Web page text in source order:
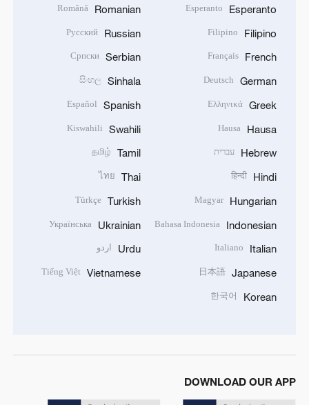
Esperanto
Esperanto
Filipino
Filipino
French
Français
German
Deutsch
Greek
Ελληνικά
Hausa
Hausa
Hebrew עברית
Hindi
हिन्दी
Hungarian
Magyar
Indonesian
Bahasa Indonesia
Italian
Italiano
Japanese
日本語
Korean
한국어
Romanian
Română
Russian
Русский
Serbian
Српски
Sinhala
සිංහල
Spanish
Español
Swahili
Kiswahili
Tamil
தமிழ்
Thai
ไทย
Turkish
Türkçe
Ukrainian
Українська
Urdu اردو
Vietnamese
Tiếng Việt
DOWNLOAD OUR APP